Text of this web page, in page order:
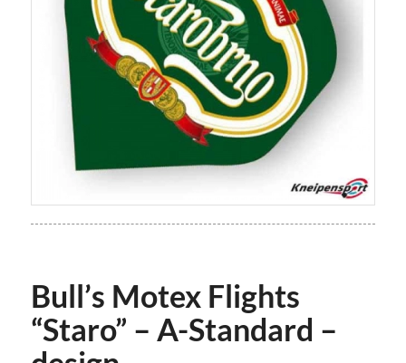
Bull’s Motex Flights
“Staro” – A-Standard –